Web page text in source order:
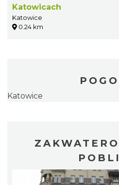
Katowicach
Katowice
0.24 km
Katowice